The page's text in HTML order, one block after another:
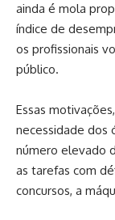
ainda é mola
índice de
os profissionais
público.
Essas
necessidade dos
número elevado
as tarefas com
concursos, a